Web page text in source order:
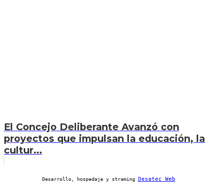
El Concejo Deliberante Avanzó con
proyectos que impulsan la educación, la
cultur...
Desarrollo, hospedaje y straming Desatec Web